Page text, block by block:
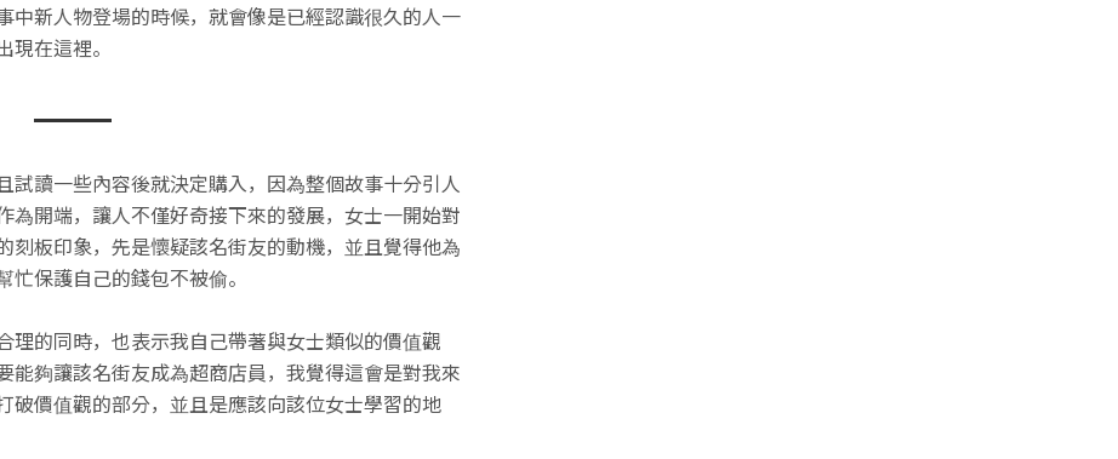
中新人物登場的時候，就會像是已經認識很久的人一
在這裡。
試讀一些內容後就決定購入，因為整個故事十分引人
為開端，讓人不僅好奇接下來的發展，女士一開始對
刻板印象，先是懷疑該名街友的動機，並且覺得他為
保護自己的錢包不被偷。
理的同時，也表示我自己帶著與女士類似的價值觀
能夠讓該名街友成為超商店員，我覺得這會是對我來
破價值觀的部分，並且是應該向該位女士學習的地